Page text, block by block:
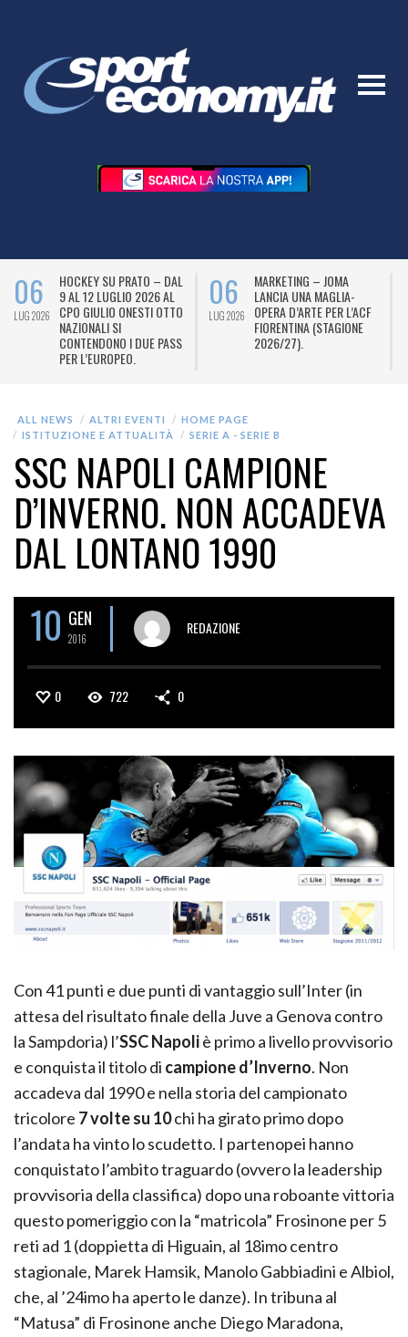
06
LUG 2026
HOCKEY SU PRATO – DAL
9 AL 12 LUGLIO 2026 AL
CPO GIULIO ONESTI OTTO
NAZIONALI SI
CONTENDONO I DUE PASS
PER L’EUROPEO.
06
LUG 2026
MARKETING – JOMA
LANCIA UNA MAGLIA-
OPERA D’ARTE PER L’ACF
FIORENTINA (STAGIONE
2026/27).
ALL NEWS ALTRI EVENTI
HOME PAGE
ISTITUZIONE E ATTUALITÀ
SERIE A - SERIE B
SSC NAPOLI CAMPIONE
D’INVERNO. NON ACCADEVA
DAL LONTANO 1990
10 GEN
2016
REDAZIONE
0 722 0
Con 41 punti e due punti di vantaggio sull’Inter (in
attesa del risultato finale della Juve a Genova contro
la Sampdoria) l’SSC Napoliè primo a livello provvisorio
e conquista il titolo di campione d’Inverno. Non
accadeva dal 1990 e nella storia del campionato
tricolore 7 volte su 10chi ha girato primo dopo
l’andata ha vinto lo scudetto. I partenopei hanno
conquistato l’ambito traguardo (ovvero la leadership
provvisoria della classifica) dopo una roboante vittoria
questo pomeriggio con la “matricola” Frosinone per 5
reti ad 1 (doppietta di Higuain, al 18imo centro
stagionale, Marek Hamsik, Manolo Gabbiadini e Albiol,
che, al ’24imo ha aperto le danze). In tribuna al
“Matusa” di Frosinone anche Diego Maradona,